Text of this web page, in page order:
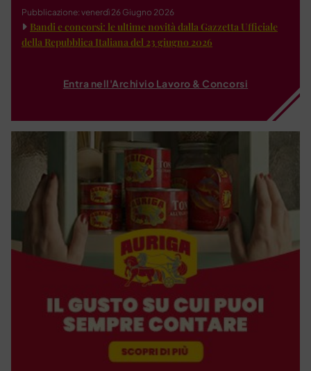
Pubblicazione: venerdì 26 Giugno 2026
Bandi e concorsi: le ultime novità dalla Gazzetta Ufficiale
della Repubblica Italiana del 23 giugno 2026
Entra nell'Archivio Lavoro & Concorsi